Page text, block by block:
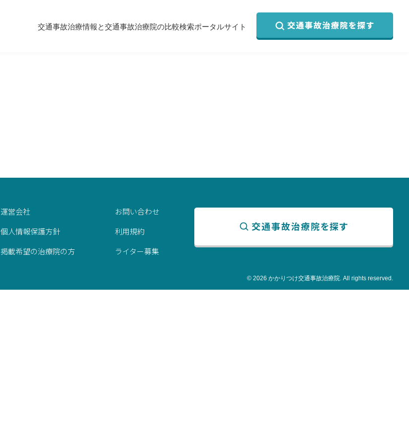
交通事故治療情報と交通事故治療院の比較検索ポータルサイト
運営会社
個人情報保護方針
掲載希望の治療院の方
お問い合わせ
利用規約
ライター募集
© 2026 かかりつけ交通事故治療院. All rights reserved.